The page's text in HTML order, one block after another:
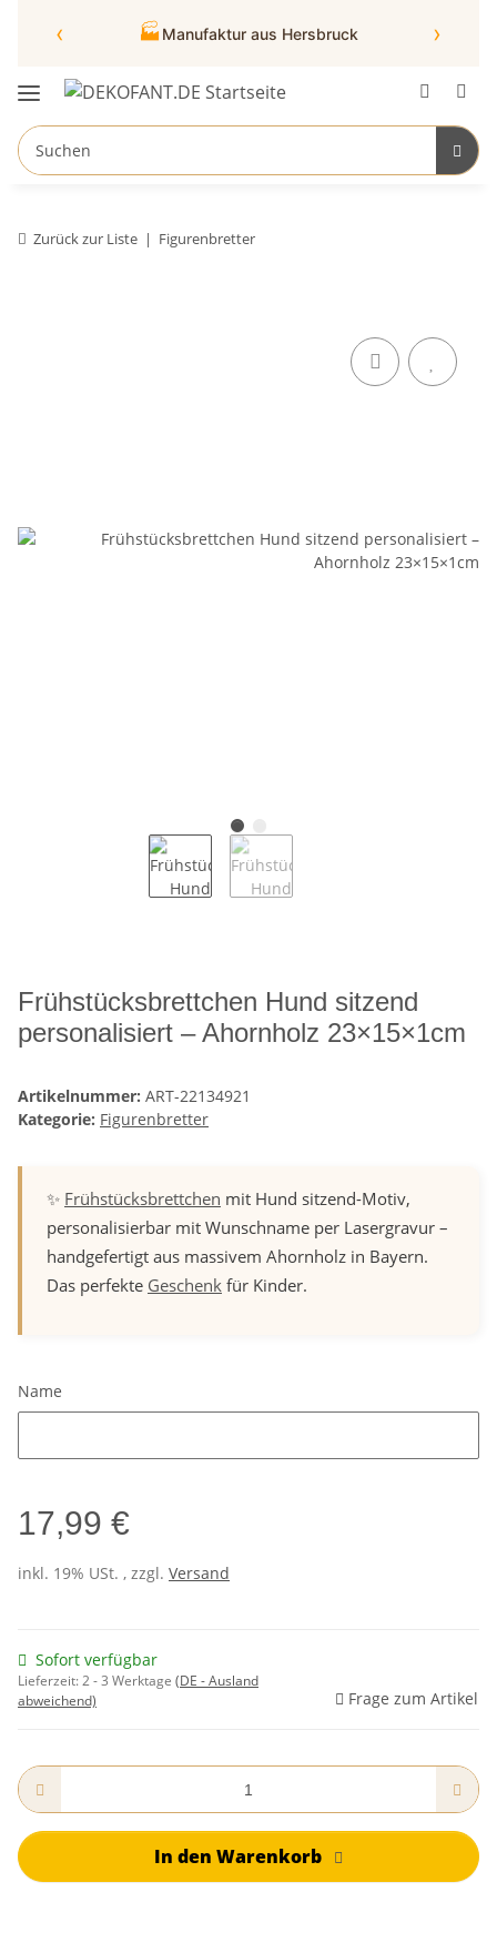
‹ 🏭 Manufaktur aus Hersbruck ›
Zurück zur Liste Figurenbretter
Frühstücksbrettchen Hund sitzend
personalisiert – Ahornholz 23×15×1cm
Artikelnummer: ART-22134921
Kategorie: Figurenbretter
✨ Frühstücksbrettchen mit Hund sitzend-Motiv,
personalisierbar mit Wunschname per Lasergravur –
handgefertigt aus massivem Ahornholz in Bayern.
Das perfekte Geschenk für Kinder.
Name
17,99 €
inkl. 19% USt. , zzgl. Versand
Sofort verfügbar
Lieferzeit:2 - 3 Werktage (DE - Ausland
abweichend)
Frage zum Artikel
In den Warenkorb